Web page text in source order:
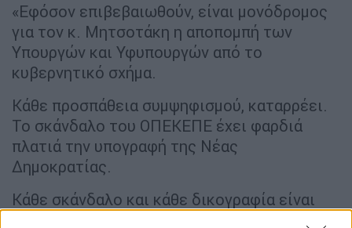
«Εφόσον επιβεβαιωθούν, είναι μονόδρομος
για τον κ. Μητσοτάκη η αποπομπή των
Υπουργών και Υφυπουργών από το
κυβερνητικό σχήμα.
Κάθε προσπάθεια συμψηφισμού, καταρρέει.
Το σκάνδαλο του ΟΠΕΚΕΠΕ έχει φαρδιά
πλατιά την υπογραφή της Νέας
Δημοκρατίας.
Κάθε σκάνδαλο και κάθε δικογραφία είναι